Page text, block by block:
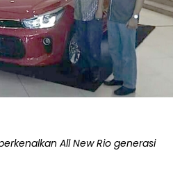
All New Rio generasi